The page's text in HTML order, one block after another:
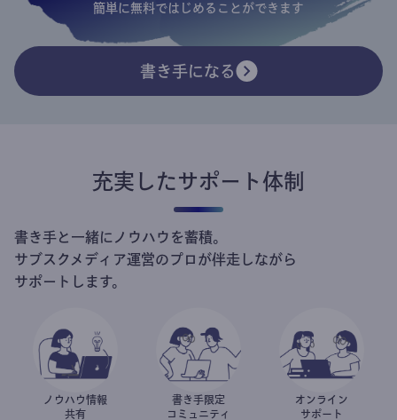
簡単に無料ではじめることができます
書き手になる
充実したサポート体制
書き手と一緒にノウハウを蓄積。
サブスクメディア運営のプロが伴走しながら
サポートします。
ノウハウ情報
共有
書き手限定
コミュニティ
オンライン
サポート